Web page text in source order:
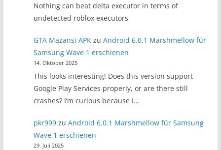
Nothing can beat delta executor in terms of
undetected roblox executors
GTA Mazansi APK zuAndroid 6.0.1 Marshmellow für
Samsung Wave 1 erschienen
14. Oktober 2025
This looks interesting! Does this version support
Google Play Services properly, or are there still
crashes? I’m curious because I…
pkr999 zuAndroid 6.0.1 Marshmellow für Samsung
Wave 1 erschienen
29. Juli 2025